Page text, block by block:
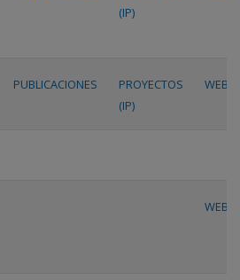
(IP)
PUBLICACIONES
PROYECTOS
(IP)
WEB
WEB